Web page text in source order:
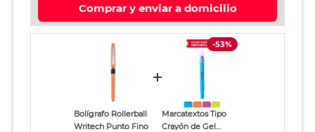
Comprar y enviar a domicilio
Bolígrafo Rollerball
Writech Punto Fino
-53%
Marcatextos Tipo
Crayón de Gel